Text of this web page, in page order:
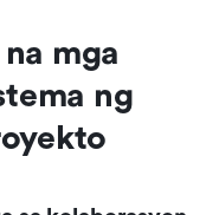
mga
ng